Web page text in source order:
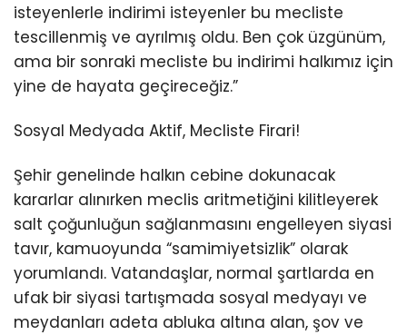
isteyenlerle indirimi isteyenler bu mecliste
tescillenmiş ve ayrılmış oldu. Ben çok üzgünüm,
ama bir sonraki mecliste bu indirimi halkımız için
yine de hayata geçireceğiz.”
Sosyal Medyada Aktif, Mecliste Firari!
Şehir genelinde halkın cebine dokunacak
kararlar alınırken meclis aritmetiğini kilitleyerek
salt çoğunluğun sağlanmasını engelleyen siyasi
tavır, kamuoyunda “samimiyetsizlik” olarak
yorumlandı. Vatandaşlar, normal şartlarda en
ufak bir siyasi tartışmada sosyal medyayı ve
meydanları adeta abluka altına alan, şov ve